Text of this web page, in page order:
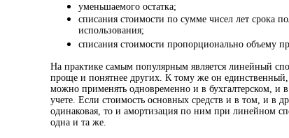
уменьшаемого остатка;
списания стоимости по сумме чисел лет срока
использования;
списания стоимости пропорционально объему
На практике самым популярным является линейный
проще и понятнее других. К тому же он
можно применять одновременно и в бухгалтерском, и
учете. Если стоимость основных средств и в том, и в
одинаковая, то и амортизация по ним при линейном
одна и та же.